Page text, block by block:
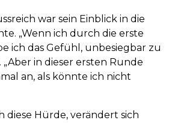
war sein Einblick in die
„Wenn ich durch die erste
ich das Gefühl, unbesiegbar zu
„Aber in dieser ersten Runde
an, als könnte ich nicht
diese Hürde, verändert sich